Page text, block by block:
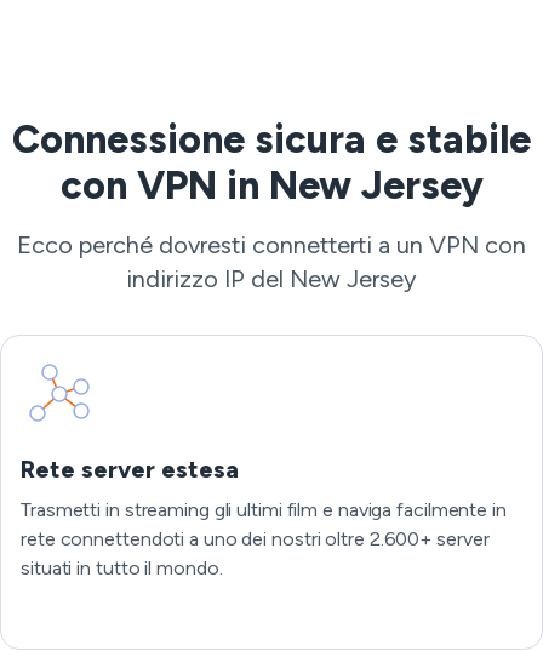
Connessione sicura e stabile
con VPN in New Jersey
Ecco perché dovresti connetterti a un VPN con
indirizzo IP del New Jersey
Rete server estesa
Trasmetti in streaming gli ultimi film e naviga facilmente in
rete connettendoti a uno dei nostri oltre 2.600+ server
situati in tutto il mondo.